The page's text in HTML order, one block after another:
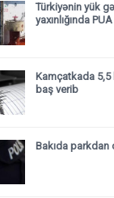
Türkiyənin yük
yaxınlığında
Kamçatkada
baş verib
Bakıda